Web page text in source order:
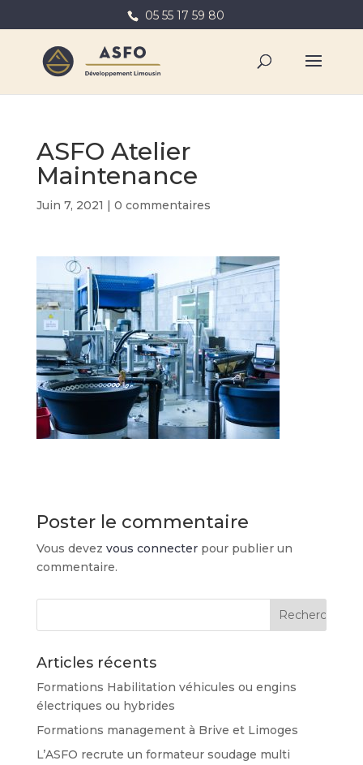
05 55 17 59 80
ASFO Atelier
Maintenance
Juin 7, 2021 | 0 commentaires
Poster le commentaire
Vous devez vous connecterpour publier un
commentaire.
Articles récents
Formations Habilitation véhicules ou engins
électriques ou hybrides
Formations management à Brive et Limoges
L’ASFO recrute un formateur soudage multi